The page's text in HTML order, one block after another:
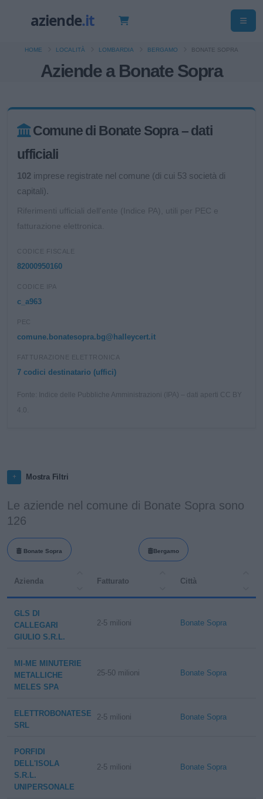
Aziende a Bonate Sopra
HOME LOCALITÀ LOMBARDIA BERGAMO BONATE SOPRA
Comune di Bonate Sopra – dati
ufficiali
102 imprese registrate nel comune (di cui 53 società di
capitali).
Riferimenti ufficiali dell'ente (Indice PA), utili per PEC e
fatturazione elettronica.
CODICE FISCALE
82000950160
CODICE IPA
c_a963
PEC
comune.bonatesopra.bg@halleycert.it
FATTURAZIONE ELETTRONICA
7 codici destinatario (uffici)
Fonte: Indice delle Pubbliche Amministrazioni (IPA) – dati aperti CC BY
Mostra Filtri
Le aziende nel comune di Bonate Sopra sono
126
Bonate Sopra Bergamo
Azienda Fatturato Città
GLS DI
CALLEGARI
GIULIO S.R.L.
2-5 milioni Bonate Sopra
MI-ME MINUTERIE
METALLICHE
MELES SPA
25-50 milioni Bonate Sopra
ELETTROBONATESE
SRL
2-5 milioni Bonate Sopra
PORFIDI
DELL'ISOLA
S.R.L.
UNIPERSONALE
2-5 milioni Bonate Sopra